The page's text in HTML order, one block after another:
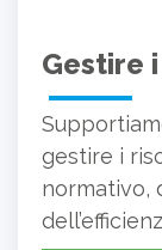
Gestire
gestire i
normativo,